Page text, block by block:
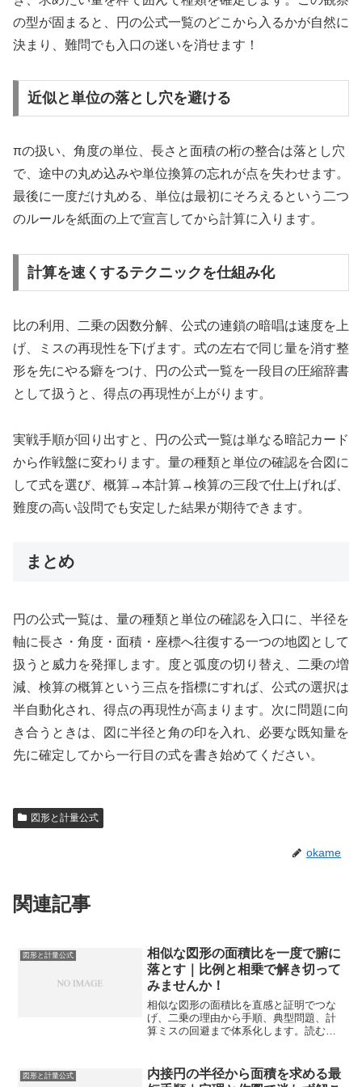
の型が固まると、円の公式一覧のどこから入るかが自然に
決まり、難問でも入口の迷いを消せます！
近似と単位の落とし穴を避ける
πの扱い、角度の単位、長さと面積の桁の整合は落とし穴
で、途中の丸め込みや単位換算の忘れが点を失わせます。
最後に一度だけ丸める、単位は最初にそろえるという二つ
のルールを紙面の上で宣言してから計算に入ります。
計算を速くするテクニックを仕組み化
比の利用、二乗の因数分解、公式の連鎖の暗唱は速度を上
げ、ミスの再現性を下げます。式の左右で同じ量を消す整
形を先にやる癖をつけ、円の公式一覧を一段目の圧縮辞書
として扱うと、得点の再現性が上がります。
実戦手順が回り出すと、円の公式一覧は単なる暗記カード
から作戦盤に変わります。量の種類と単位の確認を合図に
して式を選び、概算→本計算→検算の三段で仕上げれば、
難度の高い設問でも安定した結果が期待できます。
まとめ
円の公式一覧は、量の種類と単位の確認を入口に、半径を
軸に長さ・角度・面積・座標へ往復する一つの地図として
扱うと威力を発揮します。度と弧度の切り替え、二乗の増
減、検算の概算という三点を指標にすれば、公式の選択は
半自動化され、得点の再現性が高まります。次に問題に向
き合うときは、図に半径と角の印を入れ、必要な既知量を
先に確定してから一行目の式を書き始めてください。
図形と計量公式
okame
関連記事
図形と計量公式
相似な図形の面積比を一度で腑に
落とす｜比例と相乗で解き切って
みませんか！
相似な図形の面積比を直感と証明でつな
げ、二乗の理由から手順、典型問題、計
算ミスの回避まで体系化します。読むだ
図形と計量公式
内接円の半径から面積を求める最